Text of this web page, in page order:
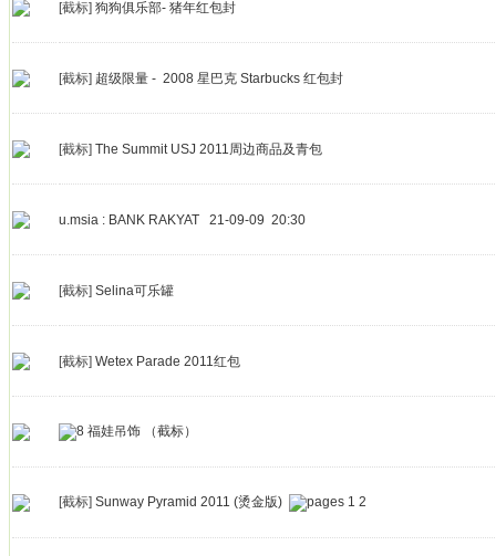
[截标] 狗狗俱乐部- 猪年红包封
[截标] 超级限量 - 2008 星巴克 Starbucks 红包封
[截标] The Summit USJ 2011周边商品及青包
u.msia : BANK RAKYAT 21-09-09 20:30
[截标] Selina可乐罐
[截标] Wetex Parade 2011红包
福娃吊饰 （截标）
[截标] Sunway Pyramid 2011 (烫金版) 1 2